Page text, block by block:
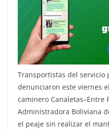
Transportistas del servicio
denunciaron este viernes
caminero Canaletas–Entre
Administradora Boliviana
el peaje sin realizar el